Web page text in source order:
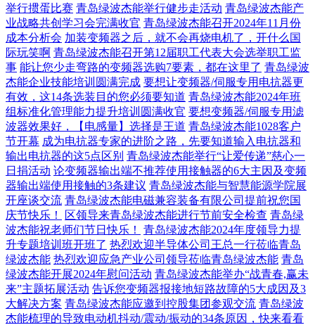
举行掼蛋比赛 青岛绿波杰能举行健步走活动 青岛绿波杰能产
业战略共创学习会完满收官 青岛绿波杰能召开2024年11月份
成本分析会 加装变频器之后，就不会再烧电机了，开什么国
际玩笑啊 青岛绿波杰能召开第12届职工代表大会选举职工监
事 能让您少走弯路的变频器选购7要素，都在这里了 青岛绿波
杰能企业技能培训圆满完成 要想让变频器/伺服专用电抗器更
有效，这14条选装目的您必须要知道 青岛绿波杰能2024年班
组标准化管理能力提升培训圆满收官 要想变频器/伺服专用滤
波器效果好，【电感量】选择是王道 青岛绿波杰能1028客户
节开幕 成为电抗器专家的进阶之路，先要知道输入电抗器和
输出电抗器的这5点区别 青岛绿波杰能举行“让爱传递”慈心一
日捐活动 论变频器输出端不推荐使用接触器的6大主因及变频
器输出端使用接触的3条建议 青岛绿波杰能与智慧能源学院展
开座谈交流 青岛绿波杰能电磁兼容装备有限公司提前祝您国
庆节快乐！
区领导来青岛绿波杰能进行节前安全检查 青岛绿
波杰能祝老师们节日快乐！
青岛绿波杰能2024年度领导力提
升专题培训班开班了 热烈欢迎半导体公司王总一行莅临青岛
绿波杰能 热烈欢迎应急产业公司领导莅临青岛绿波杰能 青岛
绿波杰能开展2024年慰问活动 青岛绿波杰能举办“战青春,赢未
来”主题拓展活动 告诉您变频器报接地短路故障的5大成因及3
大解决方案 青岛绿波杰能应邀到控股集团参观交流 青岛绿波
杰能梳理的导致电动机抖动/震动/振动的34条原因，快来看看